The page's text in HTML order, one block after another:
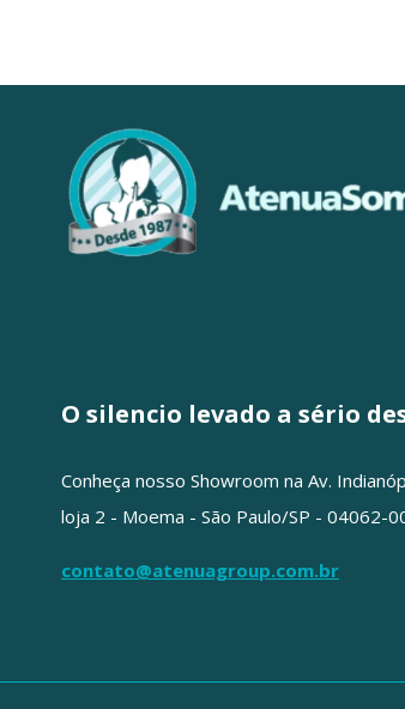
O silencio levado a sério
Conheça nosso Showroom na Av.
loja 2 - Moema - São Paulo/SP - 04062-
contato@atenuagroup.com.br